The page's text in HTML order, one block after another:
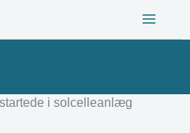
i solcelleanlæg